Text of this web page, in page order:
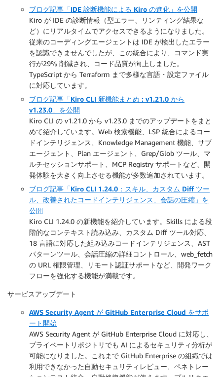
ブログ記事「IDE 診断機能による Kiro の進化」を公開
Kiro が IDE の診断情報（型エラー、リンティング結果な
ど）にリアルタイムでアクセスできるようになりました。
従来のコーディングエージェントは IDE が検出したエラー
を認識できませんでしたが、この統合により、コマンド実
行が29% 削減され、コード品質が向上しました。
TypeScript から Terraform まで多様な言語・設定ファイル
に対応しています。
ブログ記事「Kiro CLI 新機能まとめ : v1.21.0 から
v1.23.0」を公開
Kiro CLI の v1.21.0 から v1.23.0 までのアップデートをまと
めて紹介しています。Web 検索機能、LSP 統合によるコー
ドインテリジェンス、Knowledge Management 機能、サブ
エージェント、Plan エージェント、Grep/Glob ツール、マ
ルチセッションサポート、MCP Registry サポートなど、開
発体験を大きく向上させる機能が多数追加されています。
ブログ記事「Kiro CLI 1.24.0：スキル、カスタム Diff ツー
ル、改善されたコードインテリジェンス、会話の圧縮」を
公開
Kiro CLI 1.24.0 の新機能を紹介しています。Skills による段
階的なコンテキスト読み込み、カスタム Diff ツール対応、
18 言語に対応した組み込みコードインテリジェンス、AST
パターンツール、会話圧縮の詳細コントロール、web_fetch
の URL 権限管理、リモート認証サポートなど、開発ワーク
フローを強化する機能が満載です。
サービスアップデート
AWS Security Agent が GitHub Enterprise Cloud をサポ
ート開始
AWS Security Agent が GitHub Enterprise Cloud に対応し、
プライベートリポジトリでも AI によるセキュリティ分析が
可能になりました。これまで GitHub Enterprise の組織では
利用できなかった自動セキュリティレビュー、ペネトレー